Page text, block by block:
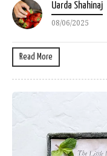
Uarda Shahinaj
08/06/2025
Read More